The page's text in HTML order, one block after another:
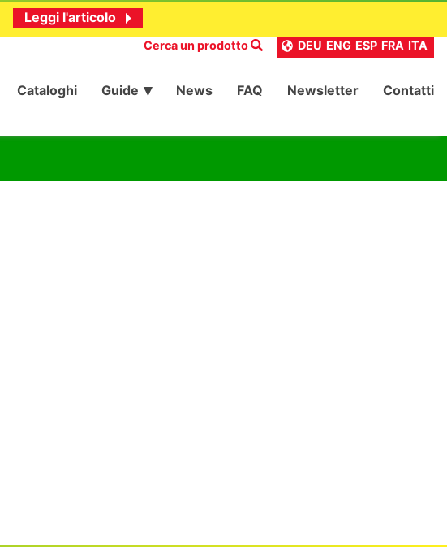
Leggi l'articolo
Cerca un prodotto DEU ENG ESP FRA ITA
Cataloghi Guide News FAQ Newsletter Contatti